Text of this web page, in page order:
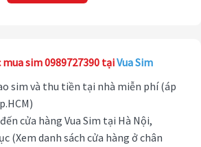
sim 0989727390 tạiVua Sim
sim và thu tiền tại nhà miễn phí (áp
cửa hàng Vua Sim tại Hà Nội,
(Xem danh sách cửa hàng ở chân